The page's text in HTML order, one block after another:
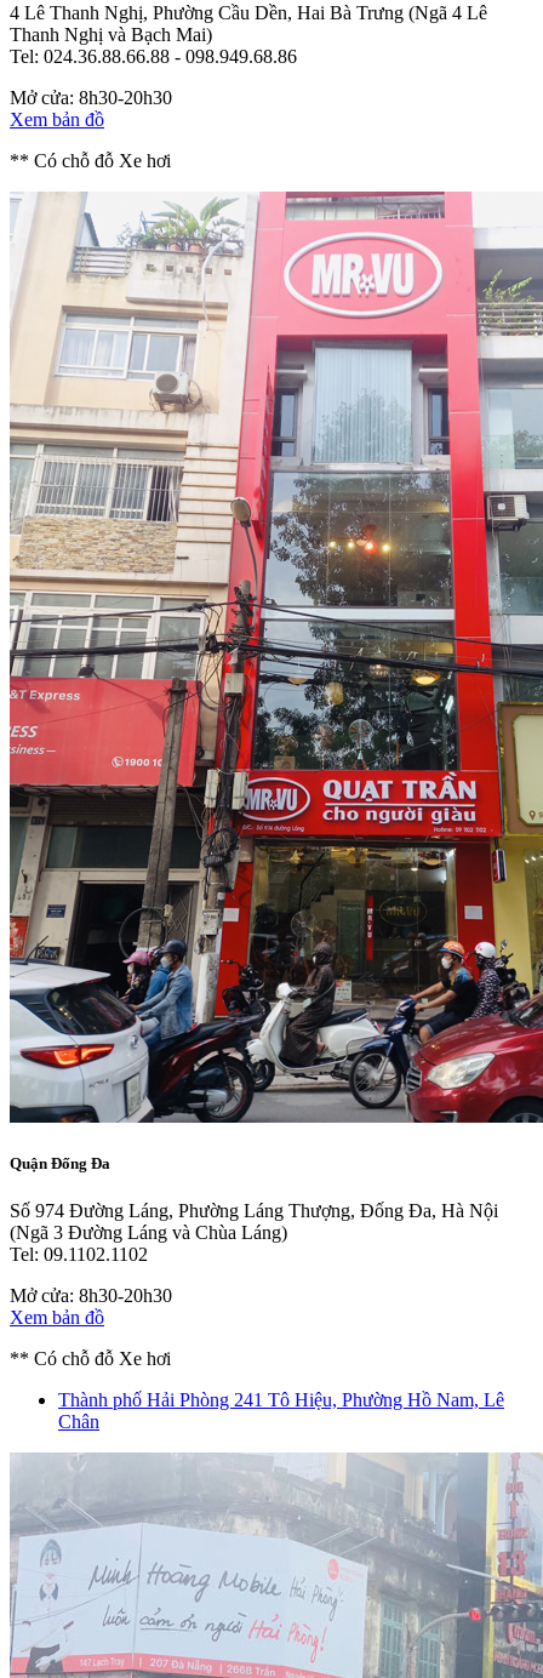
4 Lê Thanh Nghị, Phường Cầu Dền, Hai Bà Trưng (Ngã 4 Lê
Thanh Nghị và Bạch Mai)
Tel: 024.36.88.66.88 - 098.949.68.86
Mở cửa: 8h30-20h30
Xem bản đồ
** Có chỗ đỗ Xe hơi
Quận Đống Đa
Số 974 Đường Láng, Phường Láng Thượng, Đống Đa, Hà Nội
(Ngã 3 Đường Láng và Chùa Láng)
Tel: 09.1102.1102
Mở cửa: 8h30-20h30
Xem bản đồ
** Có chỗ đỗ Xe hơi
Thành phố Hải Phòng 241 Tô Hiệu, Phường Hồ Nam, Lê
Chân